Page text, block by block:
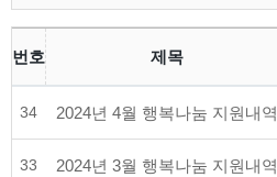
번호 제목
34 2024년 4월 행복나눔 지원내역
33 2024년 3월 행복나눔 지원내역